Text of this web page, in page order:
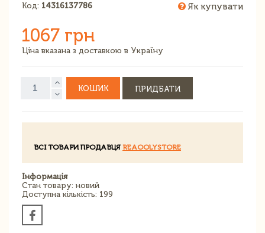
Код: 14316137786 Як купувати
1067 грн
Ціна вказана з доставкою в Україну
КОШИК ПРИДБАТИ
ВСІ ТОВАРИ ПРОДАВЦЯ REAOOLYSTORE
Інформація
Стан товару: новий
Доступна кількість: 199